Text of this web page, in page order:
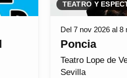
TEATRO Y
Del 7 nov 2026 al 8
Poncia
Teatro Lope de
Sevilla